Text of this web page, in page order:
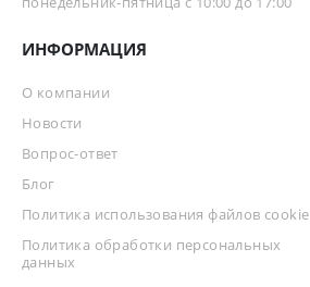
ИНФОРМАЦИЯ
О компании
Новости
Вопрос-ответ
Блог
Политика использования файлов cookie
Политика обработки персональных
данных